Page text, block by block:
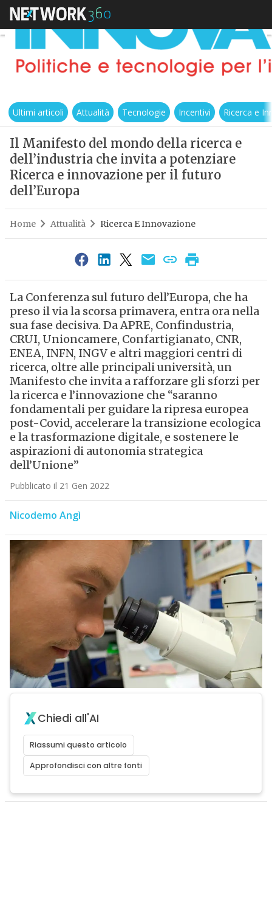
Ultimi articoli Attualità Tecnologie Incentivi Ricerca e
Il Manifesto del mondo della ricerca e
dell’industria che invita a potenziare
Ricerca e innovazione per il futuro
dell’Europa
Home Attualità Ricerca E Innovazione
La Conferenza sul futuro dell’Europa, che ha
preso il via la scorsa primavera, entra ora nella
sua fase decisiva. Da APRE, Confindustria,
CRUI, Unioncamere, Confartigianato, CNR,
ENEA, INFN, INGV e altri maggiori centri di
ricerca, oltre alle principali università, un
Manifesto che invita a rafforzare gli sforzi per
la ricerca e l’innovazione che “saranno
fondamentali per guidare la ripresa europea
post-Covid, accelerare la transizione ecologica
e la trasformazione digitale, e sostenere le
aspirazioni di autonomia strategica
dell’Unione”
Pubblicato il 21 Gen 2022
Nicodemo Angì
Chiedi all'AI
Riassumi questo articolo
Approfondisci con altre fonti